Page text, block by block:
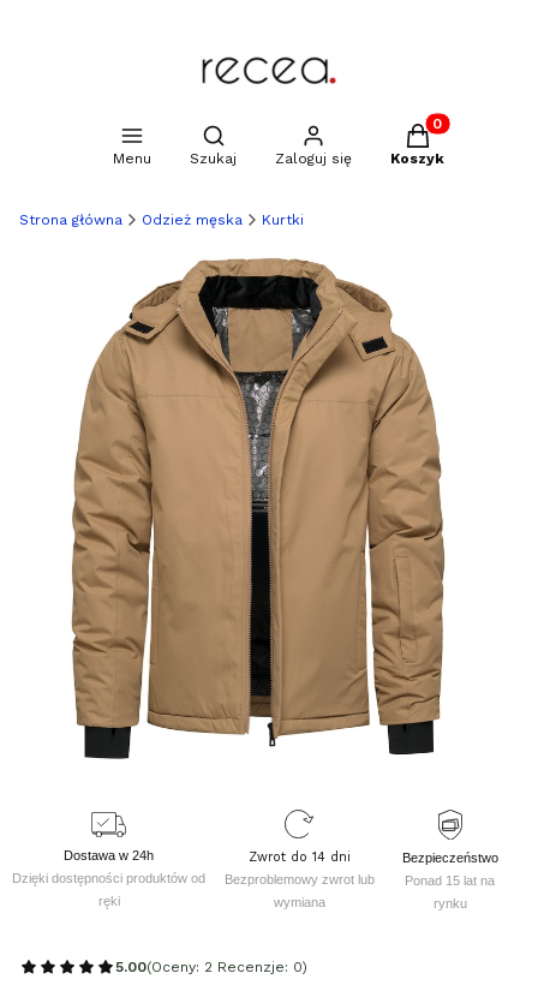
Menu
Otwórz wyszukiwarkę
Szukaj Zaloguj się
Produkty w
Koszyk
Strona główna Odzież męska Kurtki
Dostawa w 24h
Dzięki dostępności produktów od
ręki
Zwrot do 14 dni
Bezproblemowy zwrot lub
wymiana
Bezpieczeństwo
Ponad 15 lat na
rynku
5.00(Oceny: 2 Recenzje: 0)